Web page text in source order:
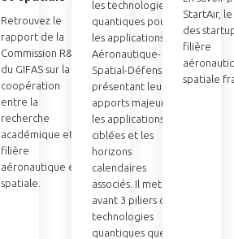
Retrouvez le
rapport de la
Commission R&D
du GIFAS sur la
coopération
entre la
recherche
académique et la
filière
aéronautique et
spatiale.
les technologies
quantiques pour
les applications
Aéronautique-
Spatial-Défense,
présentant leurs
apports majeurs,
les applications
ciblées et les
horizons
calendaires
associés. Il met en
avant 3 piliers des
technologies
quantiques que
StartAir,
des
filière
spatiale